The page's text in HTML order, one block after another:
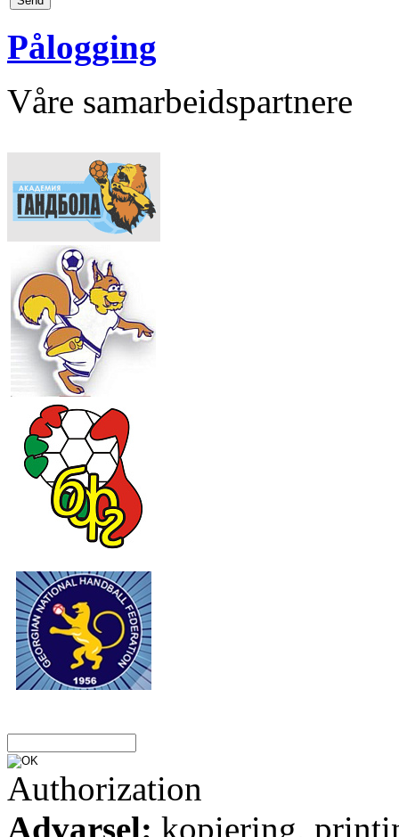
Pålogging
Våre samarbeidspartnere
Authorization
Advarsel: kopiering,